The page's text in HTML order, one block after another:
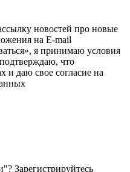
новостей про новые
на E-mail
я принимаю условия
что
и даю свое согласие на
Зарегистрируйтесь